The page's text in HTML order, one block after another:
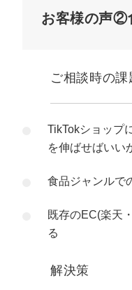
お客様の声②
ご相談時の課
TikTokショップ
を伸ばせばいい
食品ジャンルで
既存のEC(楽天
る
解決策